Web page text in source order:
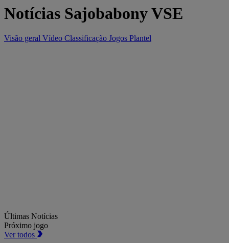
Notícias Sajobabony VSE
Visão geral Vídeo Classificação Jogos Plantel
Últimas Notícias
Próximo jogo
Ver todos